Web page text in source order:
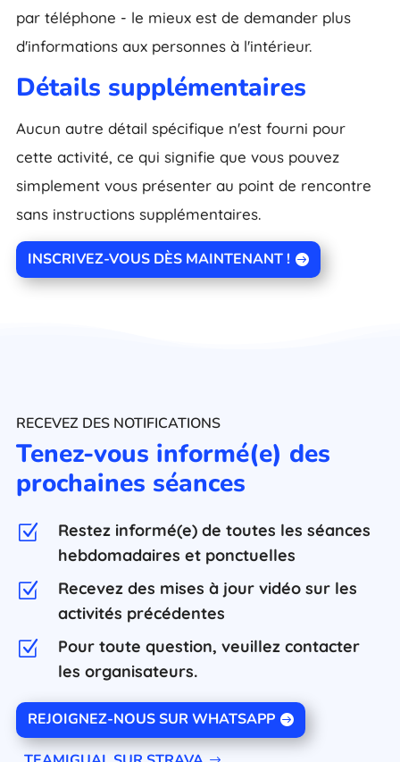
par téléphone - le mieux est de demander plus
d'informations aux personnes à l'intérieur.
Détails supplémentaires
Aucun autre détail spécifique n'est fourni pour
cette activité, ce qui signifie que vous pouvez
simplement vous présenter au point de rencontre
sans instructions supplémentaires.
INSCRIVEZ-VOUS DÈS MAINTENANT !
RECEVEZ DES NOTIFICATIONS
Tenez-vous informé(e) des
prochaines séances
Z
Restez informé(e) de toutes les séances
hebdomadaires et ponctuelles
Z
Recevez des mises à jour vidéo sur les
activités précédentes
Z
Pour toute question, veuillez contacter
les organisateurs.
REJOIGNEZ-NOUS SUR WHATSAPP